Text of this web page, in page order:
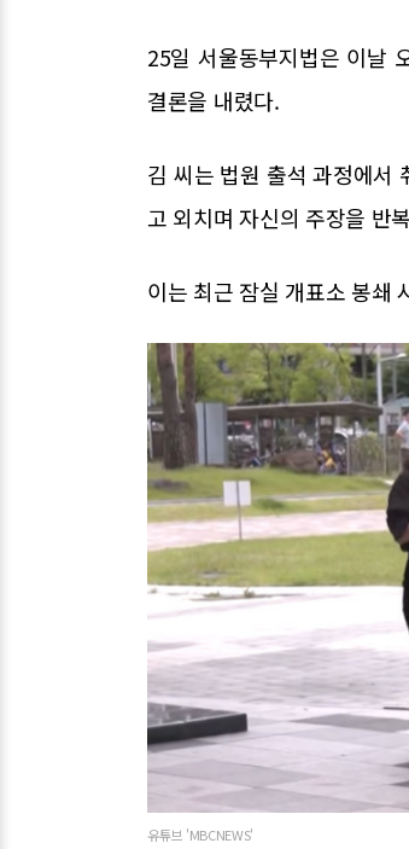
25일 서울동부지법은 이날
결론을 내렸다.
김 씨는 법원 출석 과정에서
고 외치며 자신의 주장을 반
이는 최근 잠실 개표소 봉쇄
유튜브 'MBCNEWS'